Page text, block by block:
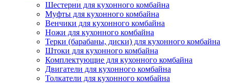
Шестерни для кухонного комбайна
Муфты для кухонного комбайна
Венчики для кухонного комбайна
Ножи для кухонного комбайна
Терки (барабаны, диски) для кухонного комбайна
Штоки для кухонного комбайна
Комплектующие для кухонного комбайна
Двигатели для кухонного комбайна
Толкатели для кухонного комбайна